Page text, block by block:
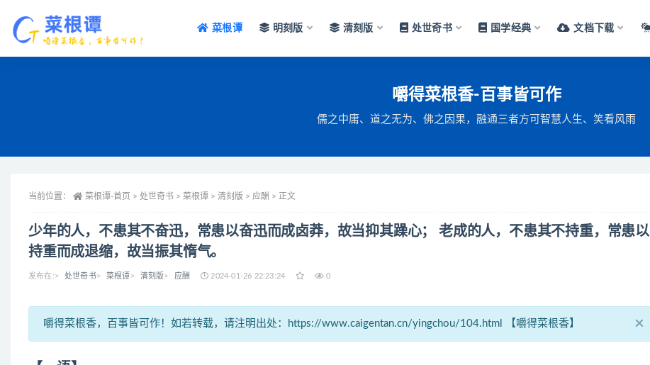
菜根谭 明刻版 清刻版 处世奇书 国学经典 文档下载
嚼得菜根香-百事皆可作
儒之中庸、道之无为、佛之因果，融通三者方可智慧人生、笑看风雨
当前位置： 菜根谭-首页 > 处世奇书 > 菜根谭 > 清刻版 > 应酬 > 正文
少年的人，不患其不奋迅，常患以奋迅而成卤莽，故当抑其躁心； 老成的人，不患其不持重，常患以
持重而成退缩，故当振其惰气。
发布在:> 处世奇书> 菜根谭 > 清刻版> 应酬 2024-01-26 22:23:24 0
嚼得菜根香，百事皆可作！如若转载，请注明出处：https://www.caigentan.cn/yingchou/104.html 【嚼得菜根香】 ×